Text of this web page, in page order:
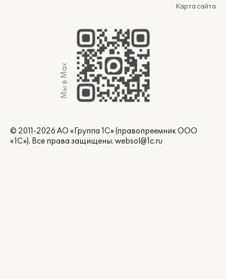
Карта сайта
Мы в Max
© 2011-2026 АО «Группа 1С» (правопреемник ООО
«1С»). Все права защищены. websol@1c.ru